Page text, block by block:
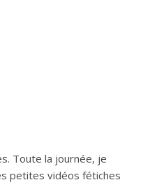
Toute la journée, je
petites vidéos fétiches